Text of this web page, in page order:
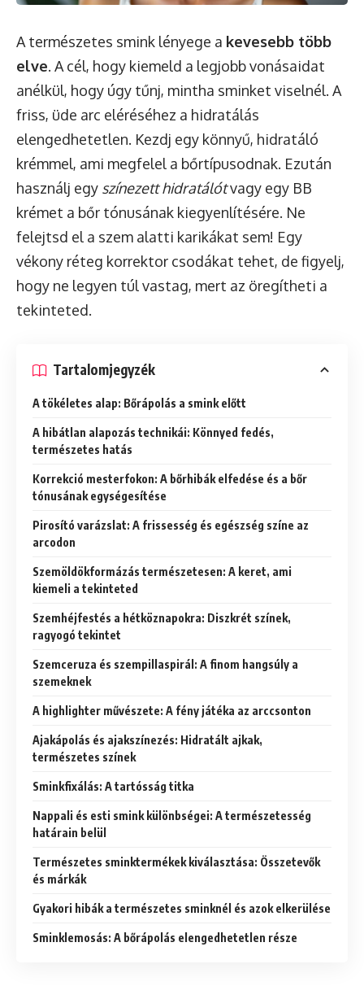
A természetes smink lényege a kevesebb több
elve. A cél, hogy kiemeld a legjobb vonásaidat
anélkül, hogy úgy tűnj, mintha sminket viselnél. A
friss, üde arc eléréséhez a hidratálás
elengedhetetlen. Kezdj egy könnyű, hidratáló
krémmel, ami megfelel a bőrtípusodnak. Ezután
használj egy színezett hidratálótvagy egy BB
krémet a bőr tónusának kiegyenlítésére. Ne
felejtsd el a szem alatti karikákat sem! Egy
vékony réteg korrektor csodákat tehet, de figyelj,
hogy ne legyen túl vastag, mert az öregítheti a
tekinteted.
Tartalomjegyzék
A tökéletes alap: Bőrápolás a smink előtt
A hibátlan alapozás technikái: Könnyed fedés,
természetes hatás
Korrekció mesterfokon: A bőrhibák elfedése és a bőr
tónusának egységesítése
Pirosító varázslat: A frissesség és egészség színe az
arcodon
Szemöldökformázás természetesen: A keret, ami
kiemeli a tekinteted
Szemhéjfestés a hétköznapokra: Diszkrét színek,
ragyogó tekintet
Szemceruza és szempillaspirál: A finom hangsúly a
szemeknek
A highlighter művészete: A fény játéka az arccsonton
Ajakápolás és ajakszínezés: Hidratált ajkak,
természetes színek
Sminkfixálás: A tartósság titka
Nappali és esti smink különbségei: A természetesség
határain belül
Természetes sminktermékek kiválasztása: Összetevők
és márkák
Gyakori hibák a természetes sminknél és azok elkerülése
Sminklemosás: A bőrápolás elengedhetetlen része